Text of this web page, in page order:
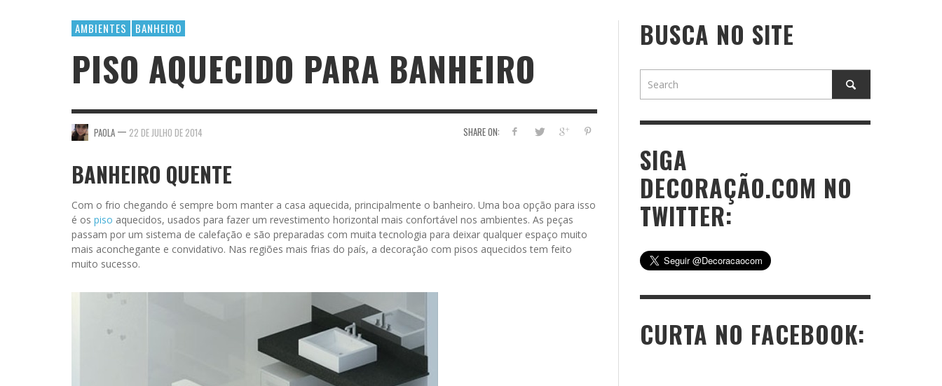
AMBIENTES BANHEIRO
PISO AQUECIDO PARA BANHEIRO
SHARE ON:
PAOLA — 22 DE JULHO DE 2014
BANHEIRO QUENTE
Com o frio chegando é sempre bom manter a casa aquecida, principalmente o banheiro. Uma boa opção para isso
é os piso aquecidos, usados para fazer um revestimento horizontal mais confortável nos ambientes. As peças
passam por um sistema de calefação e são preparadas com muita tecnologia para deixar qualquer espaço muito
mais aconchegante e convidativo. Nas regiões mais frias do país, a decoração com pisos aquecidos tem feito
muito sucesso.
BUSCA NO SITE
SIGA
DECORAÇÃO.COM NO
TWITTER:
CURTA NO FACEBOOK: